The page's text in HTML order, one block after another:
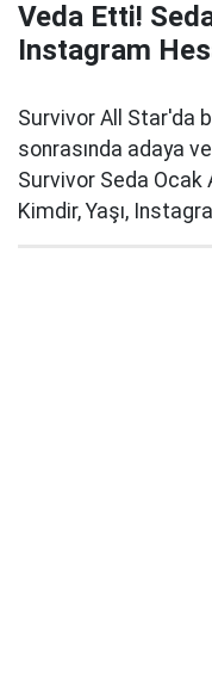
Veda Etti!
Instagram
Survivor All Star'da
sonrasında adaya
Survivor Seda Ocak
Kimdir, Yaşı,